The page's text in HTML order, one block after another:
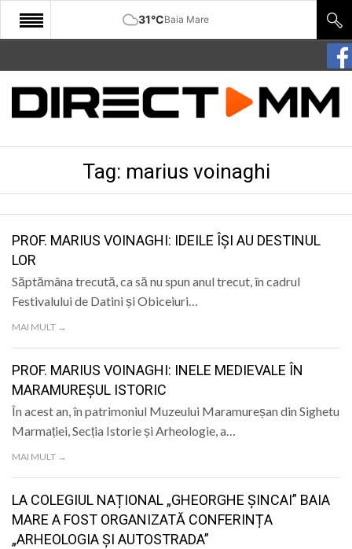
31°CBaia Mare
START
COMUNITATE
SANATATE
SPORT
SPECIAL
POLITIC
LIFE
Tag: marius voinaghi
PROF. MARIUS VOINAGHI: IDEILE ÎȘI AU DESTINUL
LOR
Săptămâna trecută, ca să nu spun anul trecut, în cadrul
Festivalului de Datini și Obiceiuri…
MAI MULT →
PROF. MARIUS VOINAGHI: INELE MEDIEVALE ÎN
MARAMUREȘUL ISTORIC
În acest an, în patrimoniul Muzeului Maramureșan din Sighetu
Marmației, Secția Istorie și Arheologie, a…
MAI MULT →
LA COLEGIUL NAȚIONAL „GHEORGHE ȘINCAI” BAIA
MARE A FOST ORGANIZATĂ CONFERINȚA
„ARHEOLOGIA ȘI AUTOSTRADA”